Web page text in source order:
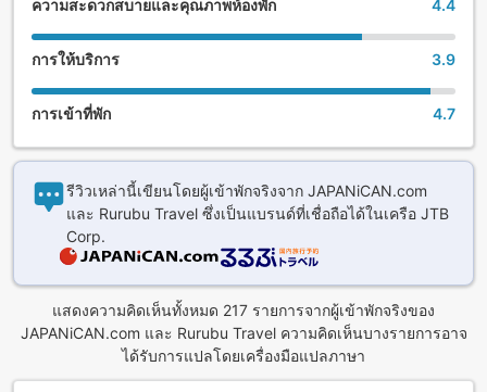
ความสะดวกสบายและคุณภาพห้องพัก 4.4
การให้บริการ 3.9
การเข้าที่พัก 4.7
รีวิวเหล่านี้เขียนโดยผู้เข้าพักจริงจาก JAPANiCAN.com
และ Rurubu Travel ซึ่งเป็นแบรนด์ที่เชื่อถือได้ในเครือ JTB
Corp.
แสดงความคิดเห็นทั้งหมด 217 รายการจากผู้เข้าพักจริงของ
JAPANiCAN.com และ Rurubu Travel ความคิดเห็นบางรายการอาจ
ได้รับการแปลโดยเครื่องมือแปลภาษา